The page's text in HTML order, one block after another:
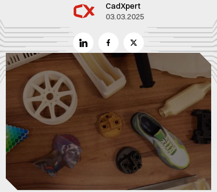
CadXpert
03.03.2025